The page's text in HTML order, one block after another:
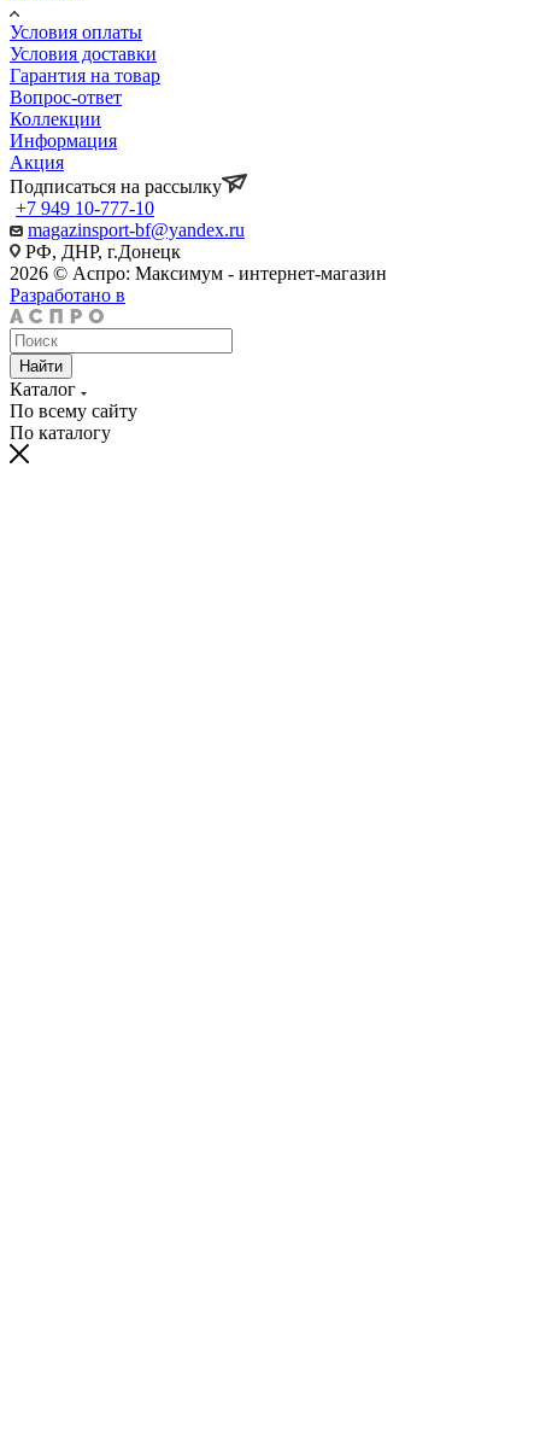
Условия оплаты
Условия доставки
Гарантия на товар
Вопрос-ответ
Коллекции
Информация
Акция
Подписаться на рассылку
+7 949 10-777-10
magazinsport-bf@yandex.ru
РФ, ДНР, г.Донецк
2026 © Аспро: Максимум - интернет-магазин
Разработано в
Найти
Каталог
По всему сайту
По каталогу